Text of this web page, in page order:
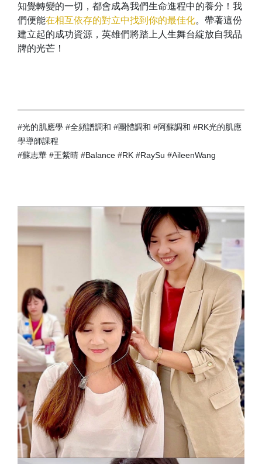
知覺轉變的一切，都會成為我們生命進程中的養分！我
們便能在相互依存的對立中找到你的最佳化。帶著這份
建立起的成功資源，英雄們將踏上人生舞台綻放自我品
牌的光芒！
#光的肌應學 #全頻譜調和 #團體調和 #阿蘇調和 #RK光的肌應
學導師課程
#蘇志華 #王紫晴 #Balance #RK #RaySu #AileenWang